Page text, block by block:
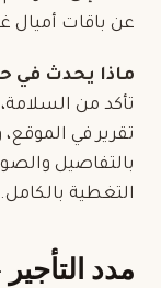
عن باقات أميال
ماذا يحدث في
تقرير في
بالتفاصيل
التغطية بالكامل.
مدد